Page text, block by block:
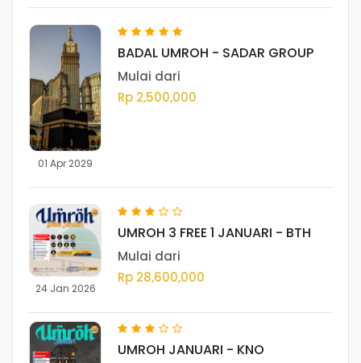
01 Apr 2029
BADAL UMROH - SADAR GROUP
Mulai dari
Rp 2,500,000
24 Jan 2026
UMROH 3 FREE 1 JANUARI - BTH
Mulai dari
Rp 28,600,000
UMROH JANUARI - KNO